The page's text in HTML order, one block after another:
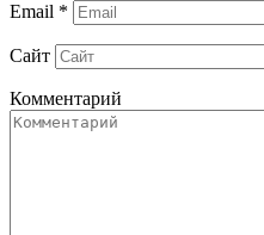
Email *
Сайт
Комментарий